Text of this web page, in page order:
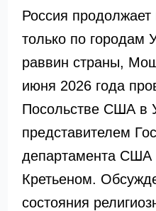
Россия
только по городам
раввин страны,
июня 2026 года
Посольстве США в
представителем
департамента США
Кретьеном.
состояния